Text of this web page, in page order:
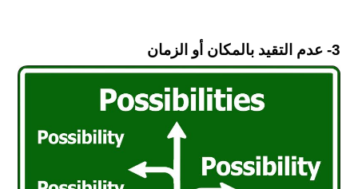
3- عدم التقيد بالمكان أو الزمان